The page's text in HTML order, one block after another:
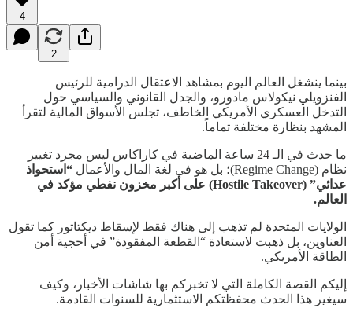
4
2
بينما ينشغل العالم اليوم بمشاهد الاعتقال الدرامية للرئيس
الفنزويلي نيكولاس مادورو، والجدل القانوني والسياسي حول
التدخل العسكري الأمريكي الخاطف، تجلس الأسواق المالية لتقرأ
المشهد بنظارة مختلفة تماماً.
ما حدث في الـ 24 ساعة الماضية في كاراكاس ليس مجرد تغيير
نظام (Regime Change)؛ بل هو في لغة المال والأعمال
“استحواذ
عدائي” (Hostile Takeover) على أكبر مخزون نفطي مؤكد في
العالم.
الولايات المتحدة لم تذهب إلى هناك فقط لإسقاط ديكتاتور كما تقول
العناوين، بل ذهبت لاستعادة “القطعة المفقودة” في أحجية أمن
الطاقة الأمريكي.
إليكم القصة الكاملة التي لا تخبركم بها شاشات الأخبار، وكيف
سيغير هذا الحدث محفظتكم الاستثمارية للسنوات القادمة.